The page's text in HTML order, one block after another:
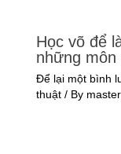
Học võ để
những môn
Để lại một bình
thuật/ By